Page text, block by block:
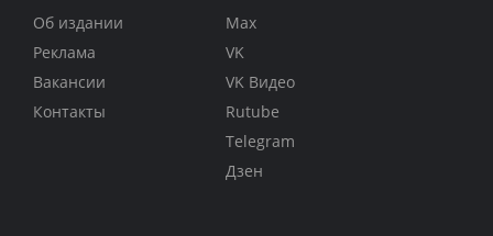
Об издании
Реклама
Вакансии
Контакты
Max
VK
VK Видео
Rutube
Telegram
Дзен